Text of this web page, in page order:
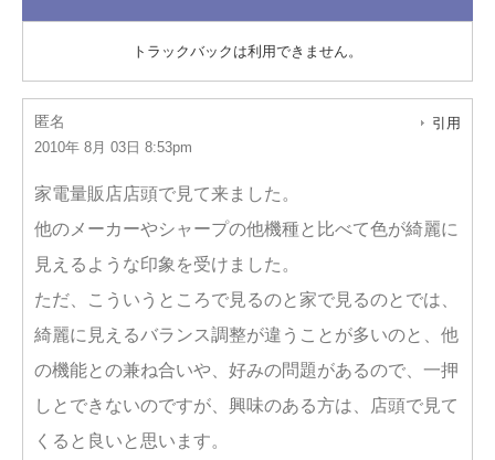
トラックバックは利用できません。
匿名
2010年 8月 03日 8:53pm
引用
家電量販店店頭で見て来ました。
他のメーカーやシャープの他機種と比べて色が綺麗に
見えるような印象を受けました。
ただ、こういうところで見るのと家で見るのとでは、
綺麗に見えるバランス調整が違うことが多いのと、他
の機能との兼ね合いや、好みの問題があるので、一押
しとできないのですが、興味のある方は、店頭で見て
くると良いと思います。